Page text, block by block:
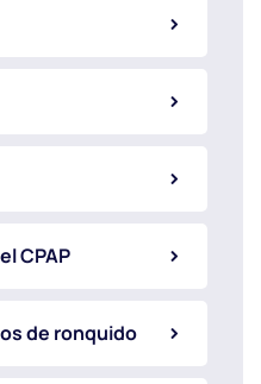
CPAP
de ronquido